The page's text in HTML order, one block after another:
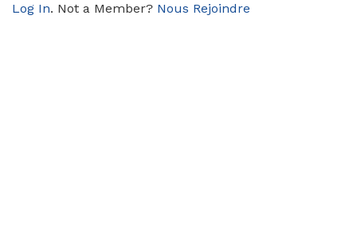
Log In. Not a Member? Nous Rejoindre